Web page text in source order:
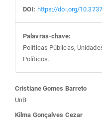
DOI: https://doi.org/
Palavras-chave:
Políticas Públicas,
Políticos.
Conteúdo
Cristiane Gomes Barreto
UnB
Kilma Gonçalves Cezar